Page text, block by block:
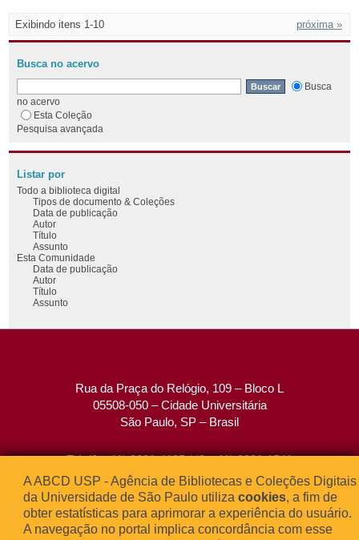
Exibindo itens 1-10 próxima »
Busca no acervo
Busca
no acervo
Esta Coleção
Pesquisa avançada
Listar por
Todo a biblioteca digital
Tipos de documento & Coleções
Data de publicação
Autor
Título
Assunto
Esta Comunidade
Data de publicação
Autor
Título
Assunto
Rua da Praça do Relógio, 109 – Bloco L
05508-050 – Cidade Universitária
São Paulo, SP – Brasil
Tel: (0xx11) 3091-4195 / (0xx11) 3091-1541
Fax: (0xx11) 3091-1567
E-mail:atendimento@abcd.usp.br
A ABCD USP - Agência de Bibliotecas e Coleções Digitais
da Universidade de São Paulo utiliza cookies, a fim de
obter estatísticas para aprimorar a experiência do usuário.
A navegação no portal implica concordância com esse